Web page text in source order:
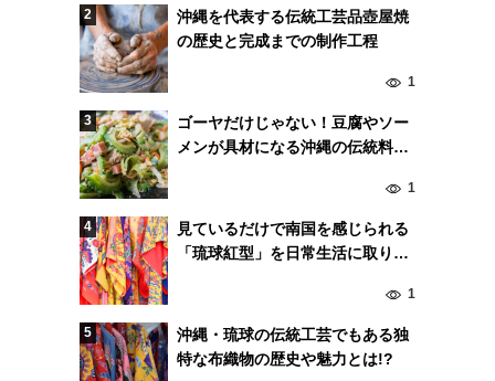
沖縄を代表する伝統工芸品壺屋焼
の歴史と完成までの制作工程
1
ゴーヤだけじゃない！豆腐やソー
メンが具材になる沖縄の伝統料理
1
見ているだけで南国を感じられる
「琉球紅型」を日常生活に取り入
1
沖縄・琉球の伝統工芸でもある独
特な布織物の歴史や魅力とは!?